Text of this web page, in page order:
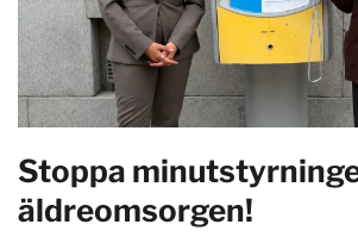
Stoppa
äldreomsorgen!